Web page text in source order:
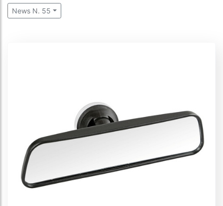
News N. 55